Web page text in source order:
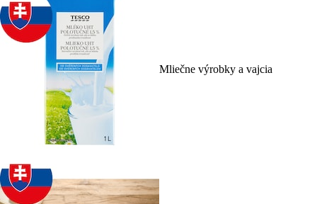
Mliečne výrobky a vajcia